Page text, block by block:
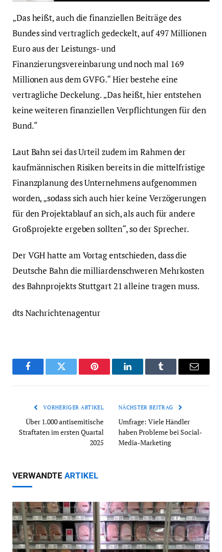
„Das heißt, auch die finanziellen Beiträge des
Bundes sind vertraglich gedeckelt, auf 497 Millionen
Euro aus der Leistungs- und
Finanzierungsvereinbarung und noch mal 169
Millionen aus dem GVFG.“ Hier bestehe eine
vertragliche Deckelung. „Das heißt, hier entstehen
keine weiteren finanziellen Verpflichtungen für den
Bund.“
Laut Bahn sei das Urteil zudem im Rahmen der
kaufmännischen Risiken bereits in die mittelfristige
Finanzplanung des Unternehmens aufgenommen
worden, „sodass sich auch hier keine Verzögerungen
für den Projektablauf an sich, als auch für andere
Großprojekte ergeben sollten“, so der Sprecher.
Der VGH hatte am Vortag entschieden, dass die
Deutsche Bahn die milliardenschweren Mehrkosten
des Bahnprojekts Stuttgart 21 alleine tragen muss.
dts Nachrichtenagentur
FacebookTwitter Pinterest LinkedInTumblr Email
VORHERIGER ARTIKEL
Über 1.000 antisemitische
Straftaten im ersten Quartal
2025
NÄCHSTER BEITRAG
Umfrage: Viele Händler
haben Probleme bei Social-
Media-Marketing
VERWANDTE ARTIKEL